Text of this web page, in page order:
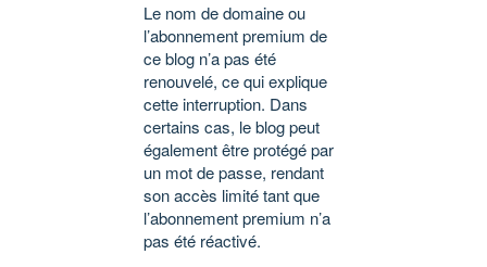
Le nom de domaine ou
l’abonnement premium de
ce blog n’a pas été
renouvelé, ce qui explique
cette interruption. Dans
certains cas, le blog peut
également être protégé par
un mot de passe, rendant
son accès limité tant que
l’abonnement premium n’a
pas été réactivé.